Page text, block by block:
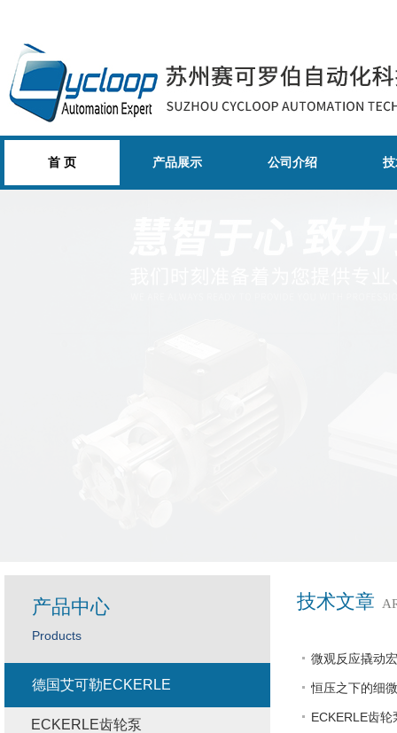
首 页 产品展示 公司介绍
技术文章
微观反应撬动
恒压之下的细
ECKERLE齿
产品中心
Products
德国艾可勒ECKERLE
ECKERLE齿轮泵